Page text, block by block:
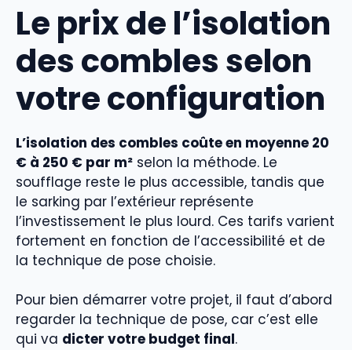
Le prix de l’isolation
des combles selon
votre configuration
L’isolation des combles coûte en moyenne 20
€ à 250 € par m² selon la méthode. Le
soufflage reste le plus accessible, tandis que
le sarking par l’extérieur représente
l’investissement le plus lourd. Ces tarifs varient
fortement en fonction de l’accessibilité et de
la technique de pose choisie.
Pour bien démarrer votre projet, il faut d’abord
regarder la technique de pose, car c’est elle
qui va dicter votre budget final.